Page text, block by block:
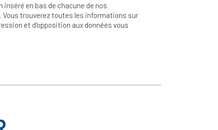
en bas de chacune de nos
trouverez toutes les informations sur
et d'opposition aux données vous